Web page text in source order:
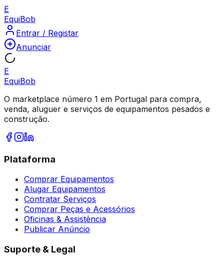
E
EquiBob
Entrar / Registar
Anunciar
E
EquiBob
O marketplace número 1 em Portugal para compra,
venda, aluguer e serviços de equipamentos pesados e
construção.
Plataforma
Comprar Equipamentos
Alugar Equipamentos
Contratar Serviços
Comprar Peças e Acessórios
Oficinas & Assistência
Publicar Anúncio
Suporte & Legal